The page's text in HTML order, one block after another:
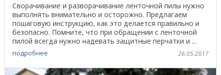
Сворачивание и разворачивание ленточной пилы нужно
выполнять внимательно и осторожно. Предлагаем
пошаговую инструкцию, как это делается правильно и
безопасно. Помните, что при обращении с ленточной
пилой всегда нужно надевать защитные перчатки и ...
подробнее 26.05.2017